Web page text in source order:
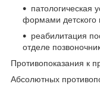
патологическая
формами детского
реабилитация
отделе
Противопоказания к
Абсолютных